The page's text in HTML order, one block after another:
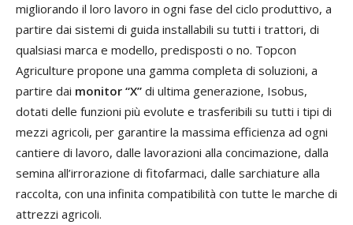
migliorando il loro lavoro in ogni fase del ciclo produttivo, a
partire dai sistemi di guida installabili su tutti i trattori, di
qualsiasi marca e modello, predisposti o no. Topcon
Agriculture propone una gamma completa di soluzioni, a
partire dai monitor “X” di ultima generazione, Isobus,
dotati delle funzioni più evolute e trasferibili su tutti i tipi di
mezzi agricoli, per garantire la massima efficienza ad ogni
cantiere di lavoro, dalle lavorazioni alla concimazione, dalla
semina all’irrorazione di fitofarmaci, dalle sarchiature alla
raccolta, con una infinita compatibilità con tutte le marche di
attrezzi agricoli.